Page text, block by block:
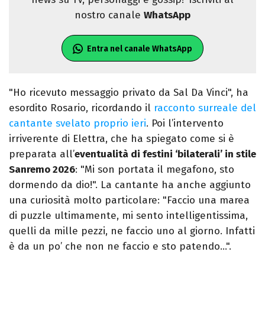
nostro canale WhatsApp
Entra nel canale WhatsApp
"Ho ricevuto messaggio privato da Sal Da Vinci", ha
esordito Rosario, ricordando il racconto surreale del
cantante svelato proprio ieri. Poi l’intervento
irriverente di Elettra, che ha spiegato come si è
preparata all’eventualità di festini ‘bilaterali’ in stile
Sanremo 2026: "Mi son portata il megafono, sto
dormendo da dio!". La cantante ha anche aggiunto
una curiosità molto particolare: "Faccio una marea
di puzzle ultimamente, mi sento intelligentissima,
quelli da mille pezzi, ne faccio uno al giorno. Infatti
è da un po’ che non ne faccio e sto patendo…".